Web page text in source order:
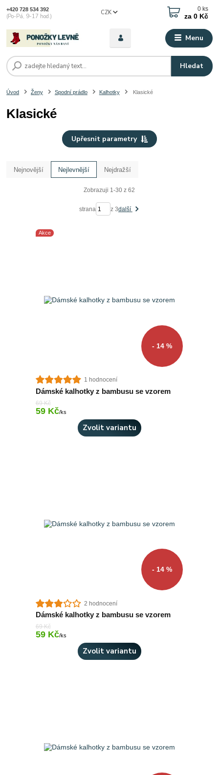
Menu
CZK
Hledat
+420 728 534 392
(Po-Pá, 9-17 hod.)
0 ks
za 0 Kč
Úvod Ženy Spodní prádlo Kalhotky Klasické
Klasické
Upřesnit parametry
Nejnovější Nejlevnější Nejdražší
Zobrazuji 1-30 z 62
strana z 3další
Akce
- 14 %
1 hodnocení
Dámské kalhotky z bambusu se vzorem
69 Kč
59 Kč/ks
Zvolit variantu
- 14 %
2 hodnocení
Dámské kalhotky z bambusu se vzorem
69 Kč
59 Kč/ks
Zvolit variantu